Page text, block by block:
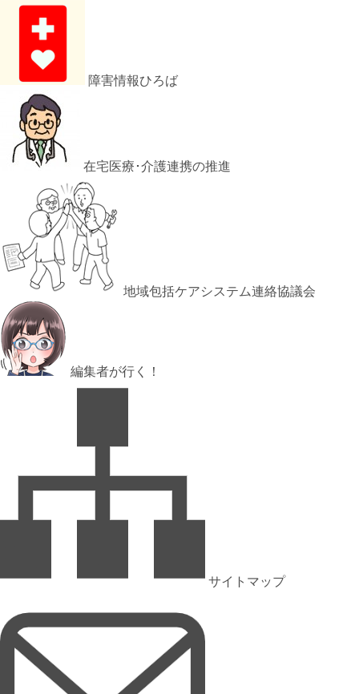
障害情報ひろば
在宅医療･介護連携の推進
地域包括ケアシステム連絡協議会
編集者が行く！
サイトマップ